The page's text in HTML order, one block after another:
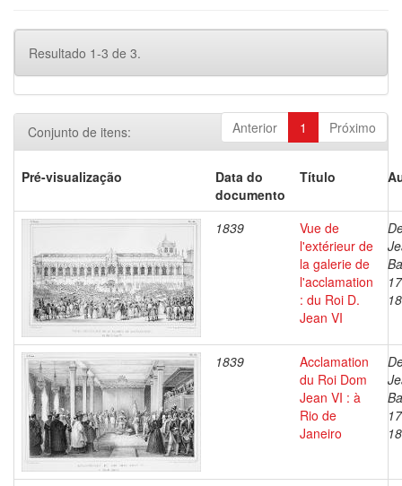
Resultado 1-3 de 3.
Anterior 1 Próximo
Conjunto de itens:
Pré-visualização
Data do
documento
Título
1839
Vue de
l'extérieur de
la galerie de
l'acclamation
: du Roi D.
Jean VI
1839
Acclamation
du Roi Dom
Jean VI : à
Rio de
Janeiro